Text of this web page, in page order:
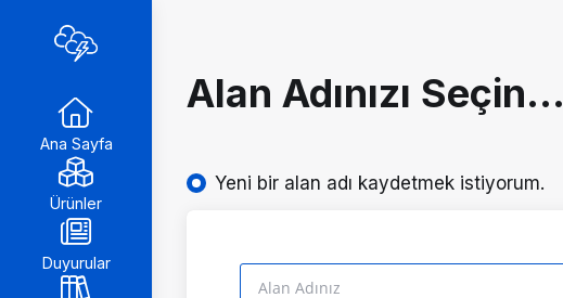
Ana Sayfa
Ürünler
Duyurular
Alan Adınızı Seçin...
Yeni bir alan adı kaydetmek istiyorum.